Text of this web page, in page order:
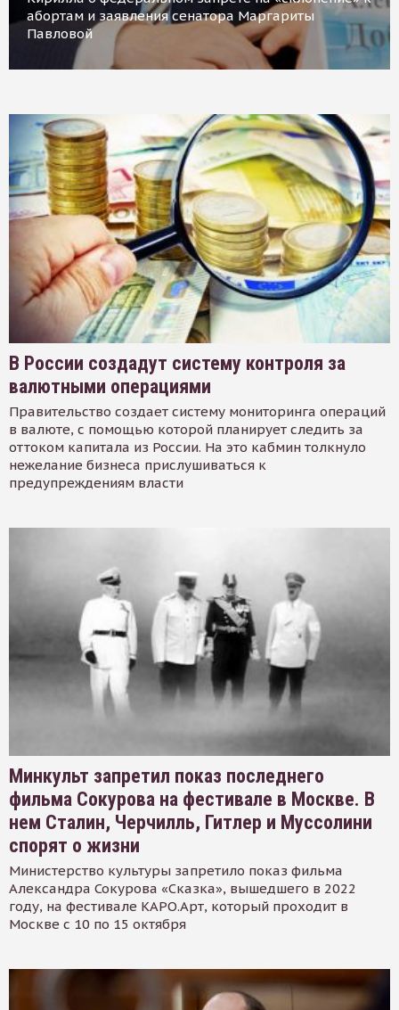
абортам и заявления сенатора Маргариты
Павловой
В России создадут систему контроля за
валютными операциями
Правительство создает систему мониторинга операций
в валюте, с помощью которой планирует следить за
оттоком капитала из России. На это кабмин толкнуло
нежелание бизнеса прислушиваться к
предупреждениям власти
Минкульт запретил показ последнего
фильма Сокурова на фестивале в Москве. В
нем Сталин, Черчилль, Гитлер и Муссолини
спорят о жизни
Министерство культуры запретило показ фильма
Александра Сокурова «Сказка», вышедшего в 2022
году, на фестивале КАРО.Арт, который проходит в
Москве с 10 по 15 октября